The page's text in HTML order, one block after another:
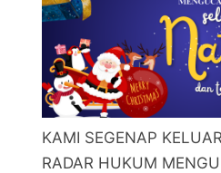
KAMI SEGENAP
RADAR HUKUM